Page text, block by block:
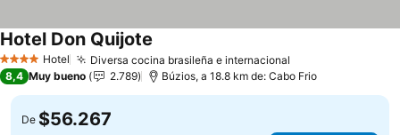
4 EstrellasHotel Diversa cocina brasileña e internacional
Hotel Don Quijote
8,4 Muy bueno 2.789 Búzios, a 18.8 km de: Cabo Frio
De $56.267